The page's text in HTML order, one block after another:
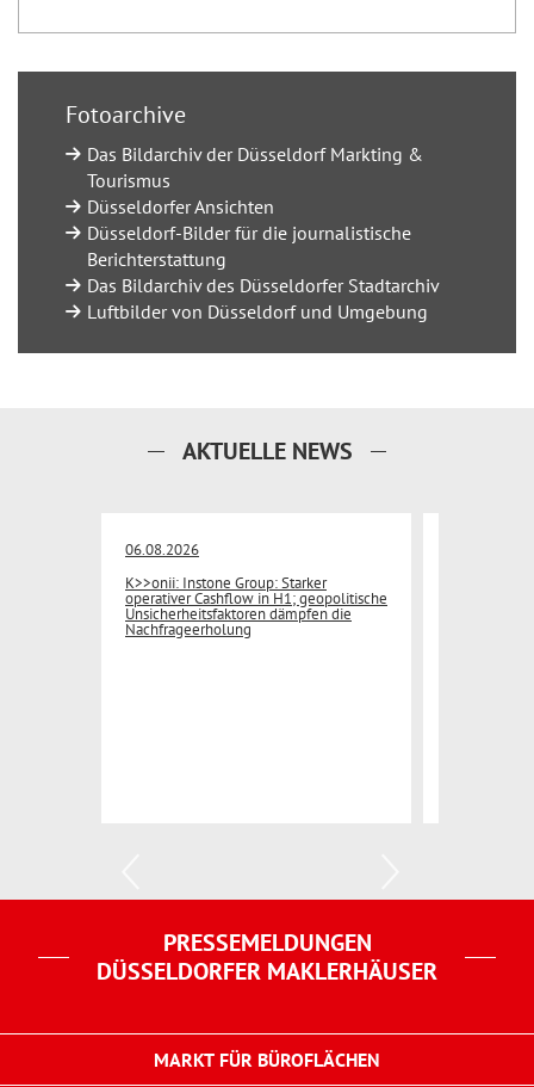
Fotoarchive
Das Bildarchiv der Düsseldorf Markting &
Tourismus
Düsseldorfer Ansichten
Düsseldorf-Bilder für die journalistische
Berichterstattung
Das Bildarchiv des Düsseldorfer Stadtarchiv
Luftbilder von Düsseldorf und Umgebung
AKTUELLE NEWS
06.08.2026
K>>onii: Instone Group: Starker
operativer Cashflow in H1; geopolitische
Unsicherheitsfaktoren dämpfen die
Nachfrageerholung
PRESSEMELDUNGEN
DÜSSELDORFER MAKLERHÄUSER
MARKT FÜR BÜROFLÄCHEN